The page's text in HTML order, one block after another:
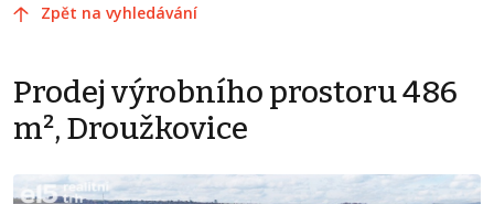
Zpět na vyhledávání
Prodej výrobního prostoru 486
m², Droužkovice